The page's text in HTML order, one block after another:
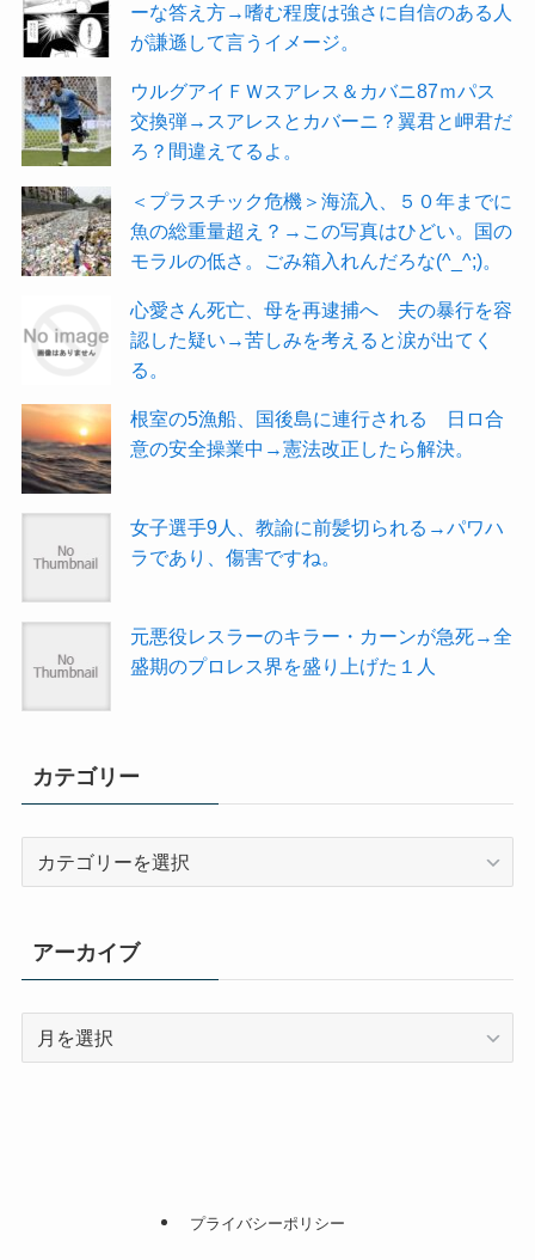
ーな答え方→嗜む程度は強さに自信のある人
が謙遜して言うイメージ。
ウルグアイＦＷスアレス＆カバニ87ｍパス
交換弾→スアレスとカバーニ？翼君と岬君だ
ろ？間違えてるよ。
＜プラスチック危機＞海流入、５０年までに
魚の総重量超え？→この写真はひどい。国の
モラルの低さ。ごみ箱入れんだろな(^_^;)。
心愛さん死亡、母を再逮捕へ 夫の暴行を容
認した疑い→苦しみを考えると涙が出てく
る。
根室の5漁船、国後島に連行される 日ロ合
意の安全操業中→憲法改正したら解決。
女子選手9人、教諭に前髪切られる→パワハ
ラであり、傷害ですね。
元悪役レスラーのキラー・カーンが急死→全
盛期のプロレス界を盛り上げた１人
カテゴリー
リ
ー
アーカイブ
プライバシーポリシー